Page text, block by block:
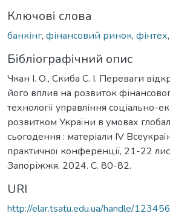
Ключові слова
банкінг, фінансовий ринок, фінтех,
Бібліографічний опис
Чкан І. О., Скиба С. І. Переваги
його вплив на розвиток
технології управління соціально-
розвитком України в умовах
сьогодення : матеріали ІV
практичної конференції, 21-22
Запоріжжя. 2024. С. 80-82.
URI
http://elar.tsatu.edu.ua/handle/